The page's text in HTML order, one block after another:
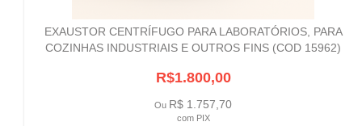
EXAUSTOR CENTRÍFUGO PARA LABORATÓRIOS, PARA
COZINHAS INDUSTRIAIS E OUTROS FINS (COD 15962)
R$1.800,00
Ou R$ 1.757,70
com PIX